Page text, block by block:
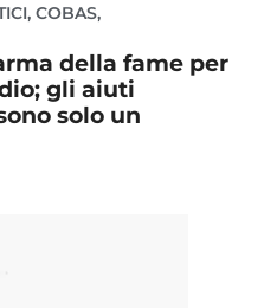
, COBAS,
della fame per
gli aiuti
solo un